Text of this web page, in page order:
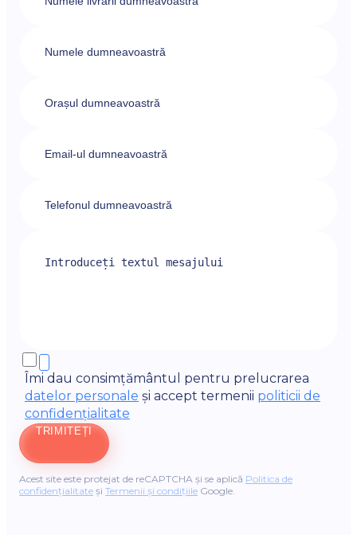
Îmi dau consimțământul pentru prelucrarea
datelor personale și accept termenii politicii de
confidențialitate
TRIMITEȚI
Acest site este protejat de reCAPTCHA și se aplică Politica de
confidențialitate și Termenii și condițiile Google.